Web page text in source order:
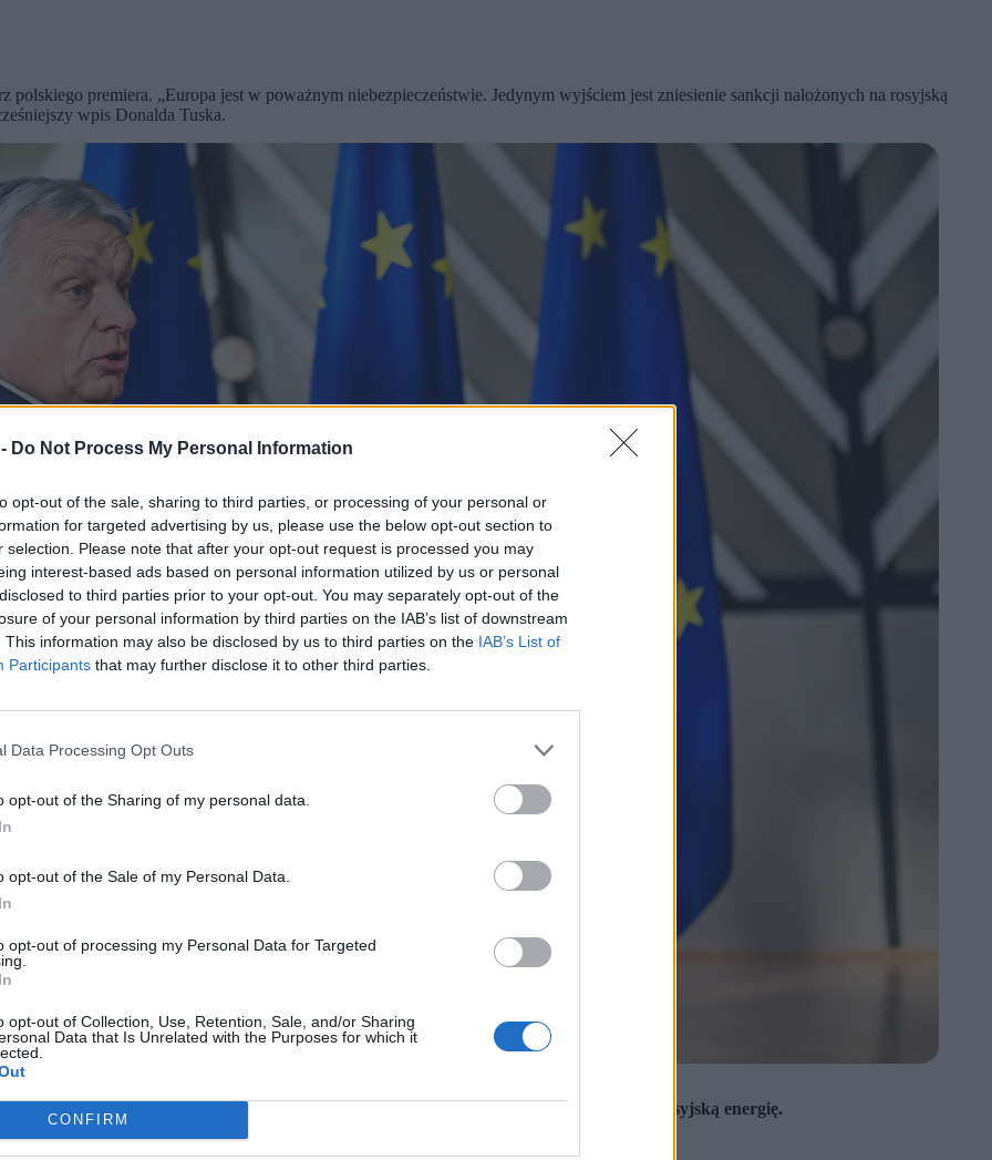
Do Not Process My Personal Information
opt-out of the sale, sharing to third parties, or processing of your personal or
for targeted advertising by us, please use the below opt-out section to
selection. Please note that after your opt-out request is processed you may
interest-based ads based on personal information utilized by us or personal
to third parties prior to your opt-out. You may separately opt-out of the
of your personal information by third parties on the IAB’s list of downstream
This information may also be disclosed by us to third parties on the IAB’s List of
Participants that may further disclose it to other third parties.
Data Processing Opt Outs
opt-out of the Sharing of my personal data.
opt-out of the Sale of my Personal Data.
opt-out of processing my Personal Data for Targeted
opt-out of Collection, Use, Retention, Sale, and/or Sharing
Data that Is Unrelated with the Purposes for which it
CONFIRM
premiera. „Europa jest w poważnym niebezpieczeństwie. Jedynym wyjściem jest zniesienie sankcji nałożonych na rosyjską
wpis Donalda Tuska.
twierdzi, że jedynym wyjściem z kryzysu energetycznego jest zniesienie sankcji na rosyjską energię.
o Władimirze Putinie, a skupić się na rozwoju swojego kraju.